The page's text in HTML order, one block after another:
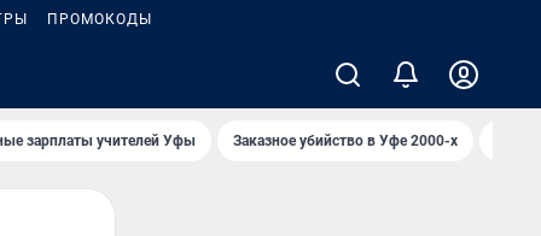
ПРОМОКОДЫ
зарплаты учителей Уфы Заказное убийство в Уфе 2000-х